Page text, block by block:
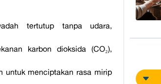
tertutup tanpa udara,
karbon dioksida (CO₂),
untuk menciptakan rasa mirip